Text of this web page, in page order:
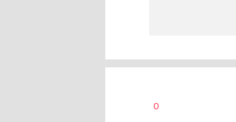
AUTOR
0